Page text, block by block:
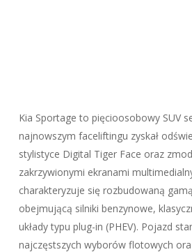
Kia Sportage to pięcioosobowy SUV
najnowszym faceliftingu zyskał
stylistyce Digital Tiger Face oraz
zakrzywionymi ekranami
charakteryzuje się rozbudowaną
obejmującą silniki benzynowe,
układy typu plug-in (PHEV). Pojazd
najczęstszych wyborów flotowych